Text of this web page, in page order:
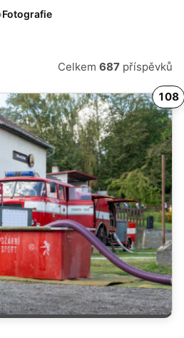
Fotografie
Celkem 687 příspěvků
108